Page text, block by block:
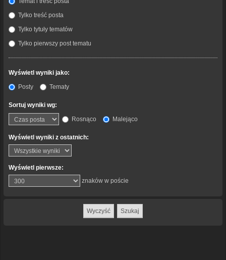
Tylko treść posta
Tylko tytuły tematów
Tylko pierwszy post tematu
Wyświetl wyniki jako:
Posty
Tematy
Sortuj wyniki wg:
Rosnąco
Malejąco
Wyświetl wyniki z ostatnich:
Wyświetl pierwsze:
znaków w poście